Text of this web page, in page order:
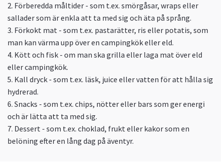
2. Förberedda måltider - som t.ex. smörgåsar, wraps eller
sallader som är enkla att ta med sig och äta på språng.
3. Förkokt mat - som t.ex. pastarätter, ris eller potatis, som
man kan värma upp över en campingkök eller eld.
4. Kött och fisk - om man ska grilla eller laga mat över eld
eller campingkök.
5. Kall dryck - som t.ex. läsk, juice eller vatten för att hålla sig
hydrerad.
6. Snacks - som t.ex. chips, nötter eller bars som ger energi
och är lätta att ta med sig.
7. Dessert - som t.ex. choklad, frukt eller kakor som en
belöning efter en lång dag på äventyr.